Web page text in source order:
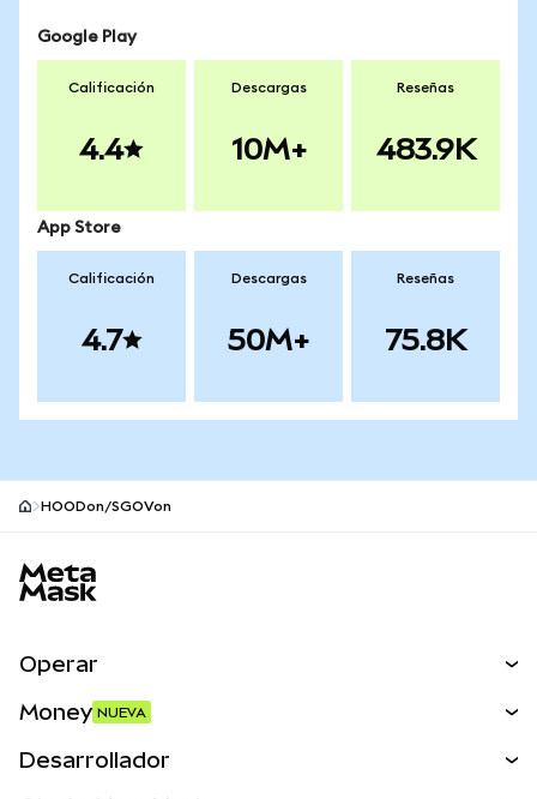
Google Play
Calificación
4.4
Descargas
10M+
Reseñas
483.9K
App Store
Calificación
4.7
Descargas
50M+
Reseñas
75.8K
HOODon/SGOVon
Operar
Money NUEVA
Desarrollador